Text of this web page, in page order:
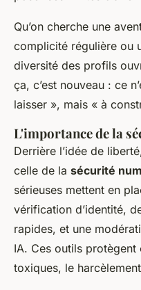
Qu’on cherche une
complicité régulière ou
diversité des profils
ça, c’est nouveau : ce
laisser », mais « à
L'importance de la
Derrière l’idée de
celle de la sécurité
sérieuses mettent en
vérification d’identité,
rapides, et une
IA. Ces outils
toxiques, le